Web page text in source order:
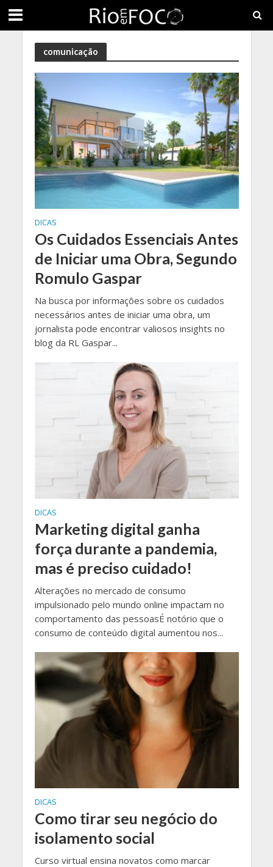
comunicação
DICAS
Os Cuidados Essenciais Antes
de Iniciar uma Obra, Segundo
Romulo Gaspar
Na busca por informações sobre os cuidados
necessários antes de iniciar uma obra, um
jornalista pode encontrar valiosos insights no
blog da RL Gaspar...
DICAS
Marketing digital ganha
força durante a pandemia,
mas é preciso cuidado!
Alterações no mercado de consumo
impulsionado pelo mundo online impactam no
comportamento das pessoasÉ notório que o
consumo de conteúdo digital aumentou nos...
DICAS
Como tirar seu negócio do
isolamento social
Curso virtual ensina novatos como marcar